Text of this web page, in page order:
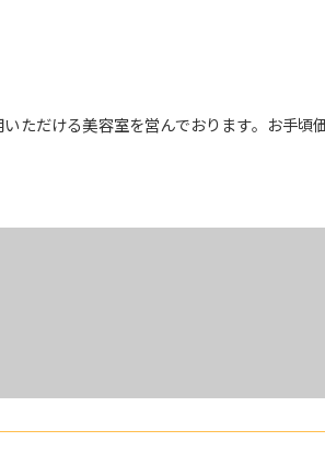
ただける美容室を営んでおります。お手頃